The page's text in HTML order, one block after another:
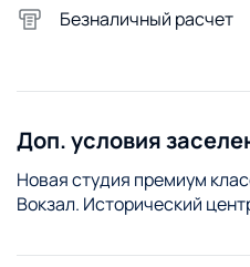
Удобства снаружи
Безналичный расчет
Доп. условия
Новая студия премиум
Вокзал. Исторический